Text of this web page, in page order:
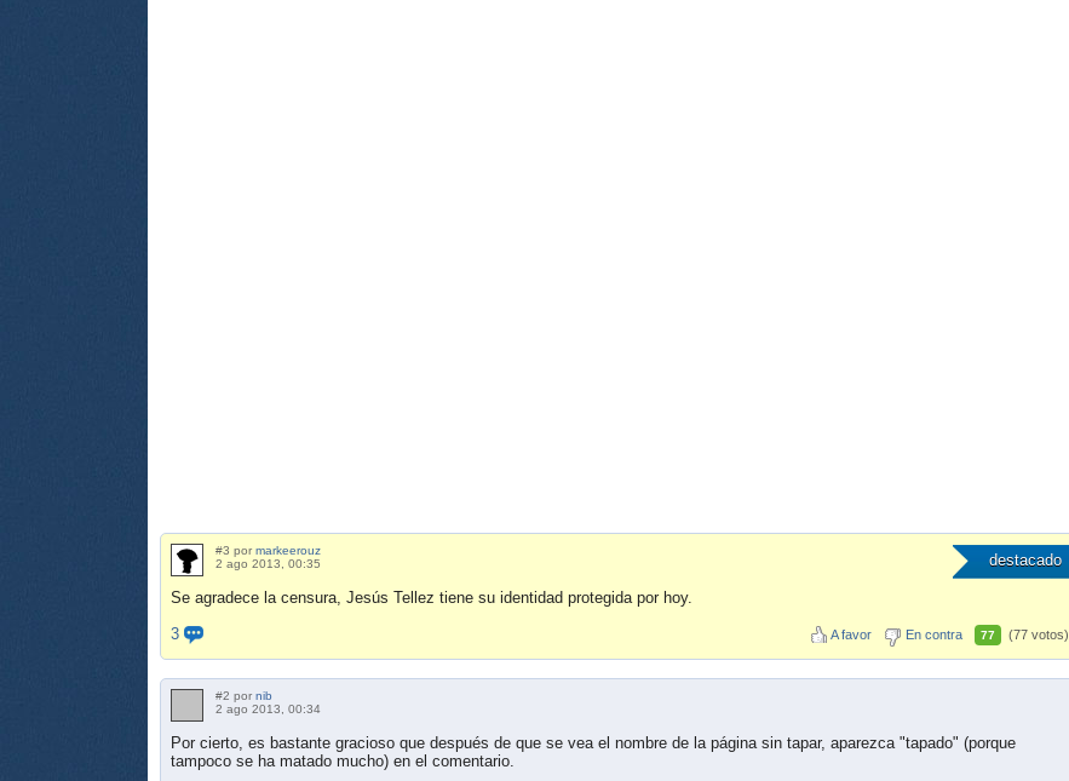
destacado
#3 por markeerouz
2 ago 2013, 00:35
Se agradece la censura, Jesús Tellez tiene su identidad protegida por hoy.
3
A favor En contra 77 (77 votos)
#2 por nib
2 ago 2013, 00:34
Por cierto, es bastante gracioso que después de que se vea el nombre de la página sin tapar, aparezca "tapado" (porque
tampoco se ha matado mucho) en el comentario.